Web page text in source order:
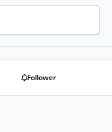
Follower